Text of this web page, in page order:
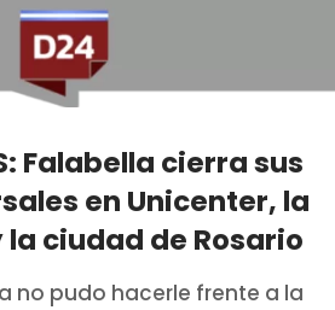
Falabella cierra sus
en Unicenter, la
la ciudad de Rosario
no pudo hacerle frente a la